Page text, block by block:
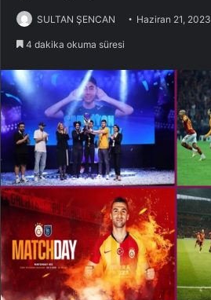
SULTAN ŞENCAN Haziran 21, 2023
4 dakika okuma süresi